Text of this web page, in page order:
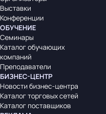
Выставки
Конференции
ОБУЧЕНИЕ
Семинары
Каталог обучающих
компаний
Преподаватели
БИЗНЕС-ЦЕНТР
Новости бизнес-центра
Каталог торговых сетей
Каталог поставщиков